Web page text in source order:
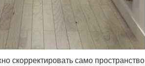
скорректировать само пространство